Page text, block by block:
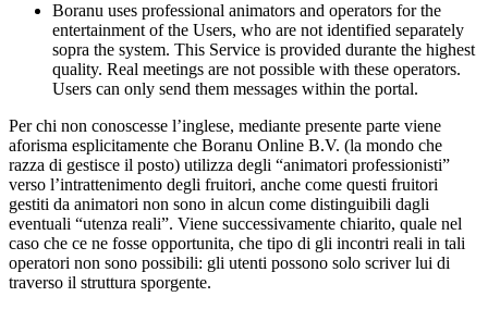
Boranu uses professional animators and operators for the
entertainment of the Users, who are not identified separately
sopra the system. This Service is provided durante the highest
quality. Real meetings are not possible with these operators.
Users can only send them messages within the portal.
Per chi non conoscesse l’inglese, mediante presente parte viene
aforisma esplicitamente che Boranu Online B.V. (la mondo che
razza di gestisce il posto) utilizza degli “animatori professionisti”
verso l’intrattenimento degli fruitori, anche come questi fruitori
gestiti da animatori non sono in alcun come distinguibili dagli
eventuali “utenza reali”. Viene successivamente chiarito, quale nel
caso che ce ne fosse opportunita, che tipo di gli incontri reali in tali
operatori non sono possibili: gli utenti possono solo scriver lui di
traverso il struttura sporgente.